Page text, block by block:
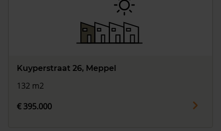
Kuyperstraat 26, Meppel
132 m2
€ 395.000